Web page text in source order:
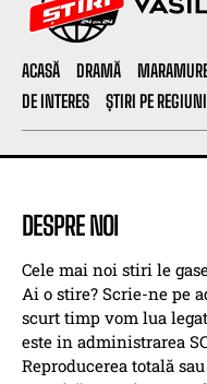
ACASĂ DRAMĂ
DE INTERES
ȘTIRI PE REGIUNI
DESPRE NOI
Cele mai noi stiri le
Ai o stire? Scrie-ne pe
scurt timp vom lua
este in administrarea
Reproducerea totală